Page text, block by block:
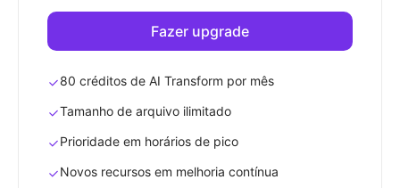
Fazer upgrade
80 créditos de AI Transform por mês
Tamanho de arquivo ilimitado
Prioridade em horários de pico
Novos recursos em melhoria contínua